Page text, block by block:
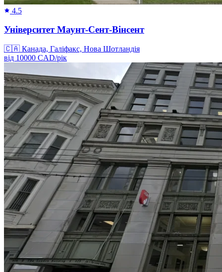
4.5
Університет Маунт-Сент-Вінсент
🇨🇦 Канада, Галіфакс, Нова Шотландія
від 10000 CAD/рік